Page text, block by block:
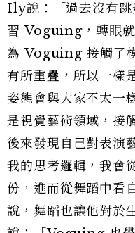
Ily說：「過去沒有跳
習 Voguing，轉眼
為 Voguing 接觸了
有所重疊，所以一
姿態會與大家不太一
是視覺藝術領域，接
後來發現自己對表演
我的思考邏輯，我會
份，進而從舞蹈中看
說，舞蹈也讓他對於